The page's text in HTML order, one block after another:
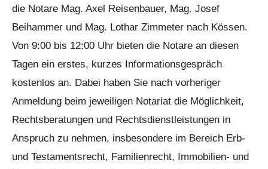
die Notare Mag. Axel Reisenbauer, Mag. Josef
Beihammer und Mag. Lothar Zimmeter nach Kössen.
Von 9:00 bis 12:00 Uhr bieten die Notare an diesen
Tagen ein erstes, kurzes Informationsgespräch
kostenlos an. Dabei haben Sie nach vorheriger
Anmeldung beim jeweiligen Notariat die Möglichkeit,
Rechtsberatungen und Rechtsdienstleistungen in
Anspruch zu nehmen, insbesondere im Bereich Erb-
und Testamentsrecht, Familienrecht, Immobilien- und